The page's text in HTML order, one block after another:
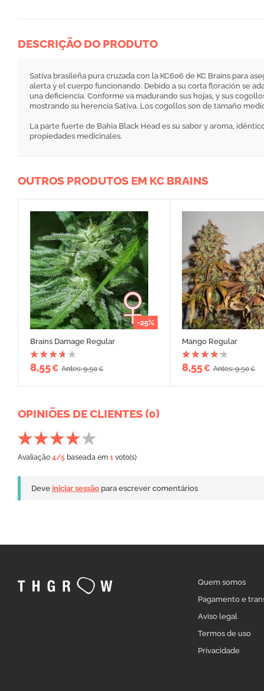
DESCRIÇÃO DO PRODUTO
Sativa brasileña pura cruzada con la KC606 de KC Brains para
alerta y el cuerpo funcionando. Debido a su corta floración se
una deficiencia. Conforme va madurando sus hojas, y sus
mostrando su herencia Sativa. Los cogollos son de tamaño
La parte fuerte de Bahia Black Head es su sabor y aroma,
propiedades medicinales.
OUTROS PRODUTOS EM KC BRAINS
-25%
Brains Damage Regular
8,55€ Antes: 9,50€
Mango Regular
8,55€ Antes: 9,50€
OPINIÕES DE CLIENTES (0)
Avaliação 4/5 baseada em 1 voto(s)
Deve iniciar sessão para escrever comentários
Quem somos
Pagamento e
Aviso legal
Termos de uso
Privacidade